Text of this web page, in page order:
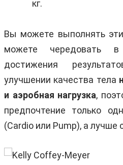
кг.
Вы можете выполнять
можете чередовать
достижения
улучшении качества тела
и аэробная нагрузка,
предпочтение только
(Cardio или Pump), а лучше